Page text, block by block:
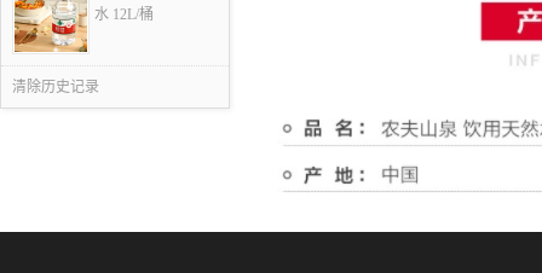
水 12L/桶
清除历史记录